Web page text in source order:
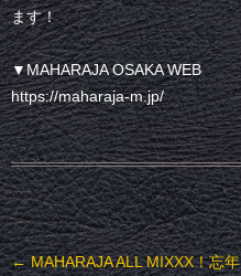
ます！
▼MAHARAJA OSAKA WEB
https://maharaja-m.jp/
投稿ナビゲーション
←MAHARAJA ALL MIXXX！忘年